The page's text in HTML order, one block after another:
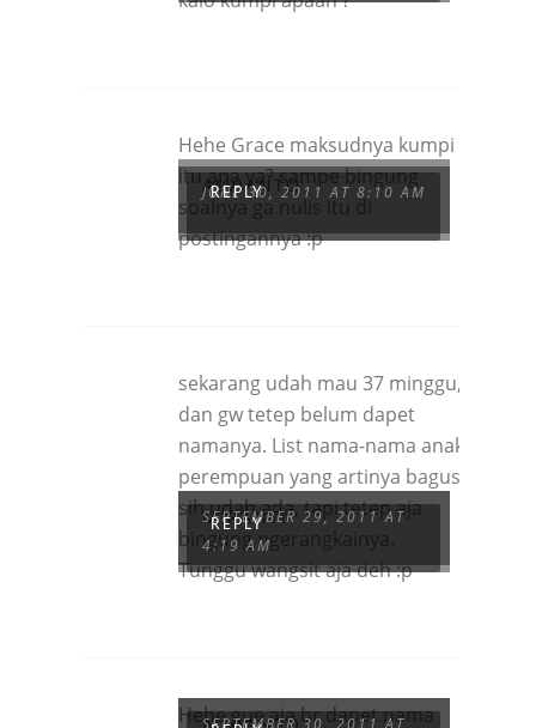
ALVIANTO
JUNE 30, 2011 AT 8:10 AM
Hehe Grace maksudnya kumpi
itu apa ya? sampe bingung
soalnya ga nulis itu di
postingannya :p
REPLY
MIRANTI
SEPTEMBER 29, 2011 AT
4:19 AM
sekarang udah mau 37 minggu,
dan gw tetep belum dapet
namanya. List nama-nama anak
perempuan yang artinya bagus
sih udah ada, tapi tetep aja
bingung ngerangkainya.
Tunggu wangsit aja deh :p
REPLY
Hehe gue aja br dapet nama